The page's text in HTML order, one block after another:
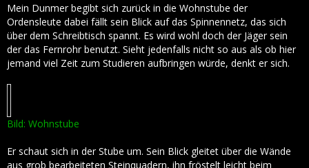
Mein Dunmer begibt sich zurück in die Wohnstube der
Ordensleute dabei fällt sein Blick auf das Spinnennetz, das sich
über dem Schreibtisch spannt. Es wird wohl doch der Jäger sein
der das Fernrohr benutzt. Sieht jedenfalls nicht so aus als ob hier
jemand viel Zeit zum Studieren aufbringen würde, denkt er sich.
Bild: Wohnstube
Er schaut sich in der Stube um. Sein Blick gleitet über die Wände
aus grob bearbeiteten Steinquadern, ihn fröstelt leicht beim